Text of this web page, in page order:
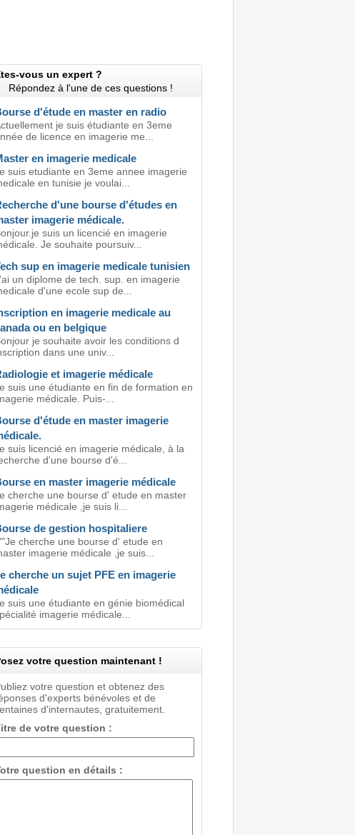
vous un expert ?
Répondez à l'une de ces questions !
d'étude en master en radio
je suis étudiante en 3eme
de licence en imagerie me...
en imagerie medicale
suis etudiante en 3eme annee imagerie
en tunisie je voulai...
d'une bourse d'études en
imagerie médicale.
suis un licencié en imagerie
Je souhaite poursuiv...
sup en imagerie medicale tunisien
un diplome de tech. sup. en imagerie
d'une ecole sup de...
en imagerie medicale au
ou en belgique
je souhaite avoir les conditions d
dans une univ...
et imagerie médicale
suis une étudiante en fin de formation en
médicale. Puis-...
d'étude en master imagerie
suis licencié en imagerie médicale, à la
d'une bourse d'é...
en master imagerie médicale
cherche une bourse d' etude en master
médicale ,je suis li...
de gestion hospitaliere
cherche une bourse d' etude en
imagerie médicale ,je suis...
cherche un sujet PFE en imagerie
suis une étudiante en génie biomédical
imagerie médicale...
votre question maintenant !
votre question et obtenez des
d'experts bénévoles et de
d'internautes, gratuitement.
de votre question :
question en détails :